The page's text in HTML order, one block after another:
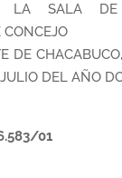
SALA DE
DE
DEL AÑO
01